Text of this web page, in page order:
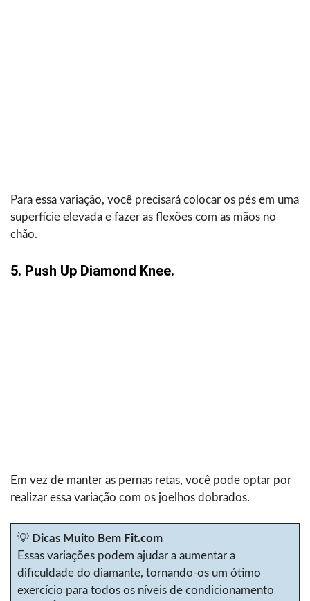
Para essa variação, você precisará colocar os pés em uma
superfície elevada e fazer as flexões com as mãos no
chão.
5. Push Up Diamond Knee.
Em vez de manter as pernas retas, você pode optar por
realizar essa variação com os joelhos dobrados.
💡 Dicas Muito Bem Fit.com
Essas variações podem ajudar a aumentar a
dificuldade do diamante, tornando-os um ótimo
exercício para todos os níveis de condicionamento